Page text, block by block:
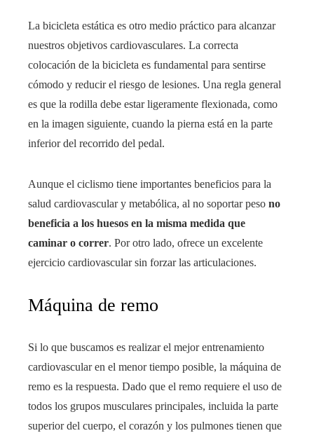
La bicicleta estática es otro medio práctico para alcanzar
nuestros objetivos cardiovasculares. La correcta
colocación de la bicicleta es fundamental para sentirse
cómodo y reducir el riesgo de lesiones. Una regla general
es que la rodilla debe estar ligeramente flexionada, como
en la imagen siguiente, cuando la pierna está en la parte
inferior del recorrido del pedal.
Aunque el ciclismo tiene importantes beneficios para la
salud cardiovascular y metabólica, al no soportar peso no
beneficia a los huesos en la misma medida que
caminar o correr. Por otro lado, ofrece un excelente
ejercicio cardiovascular sin forzar las articulaciones.
Máquina de remo
Si lo que buscamos es realizar el mejor entrenamiento
cardiovascular en el menor tiempo posible, la máquina de
remo es la respuesta. Dado que el remo requiere el uso de
todos los grupos musculares principales, incluida la parte
superior del cuerpo, el corazón y los pulmones tienen que